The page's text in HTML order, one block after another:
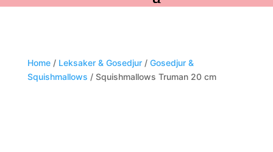
Home/ Leksaker & Gosedjur/ Gosedjur &
Squishmallows / Squishmallows Truman 20 cm